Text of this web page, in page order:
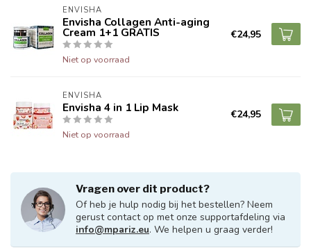
ENVISHA
Envisha Collagen Anti-aging
Cream 1+1 GRATIS
Niet op voorraad
€24,95
ENVISHA
Envisha 4 in 1 Lip Mask
Niet op voorraad
€24,95
Vragen over dit product?
Of heb je hulp nodig bij het bestellen? Neem
gerust contact op met onze supportafdeling via
info@mpariz.eu. We helpen u graag verder!